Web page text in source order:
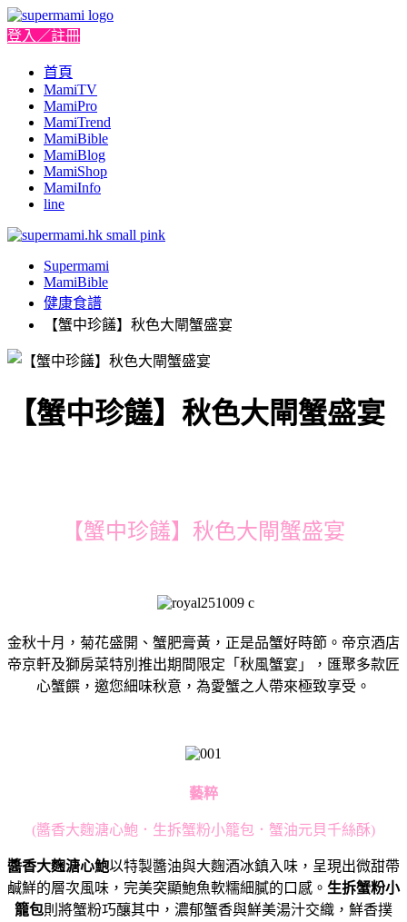
登入／註冊
首頁
MamiTV
MamiPro
MamiTrend
MamiBible
MamiBlog
MamiShop
MamiInfo
line
Supermami
MamiBible
健康食譜
【蟹中珍饈】秋色大閘蟹盛宴
【蟹中珍饈】秋色大閘蟹盛宴
【蟹中珍饈】秋色大閘蟹盛宴
金秋十月，菊花盛開、蟹肥膏黃，正是品蟹好時節。帝京酒店
帝京軒及獅房菜特別推出期間限定「秋風蟹宴」，匯聚多款匠
心蟹饌，邀您細味秋意，為愛蟹之人帶來極致享受。
藝粹
(醬香大麴溏心鮑．生拆蟹粉小籠包．蟹油元貝千絲酥)
醬香大麴溏心鮑以特製醬油與大麴酒冰鎮入味， 呈現出微甜帶
鹹鮮的層次風味，完美突顯鮑魚軟糯細膩的口感。 生拆蟹粉小
籠包則將蟹粉巧釀其中，濃郁蟹香與鮮美湯汁交織， 鮮香撲